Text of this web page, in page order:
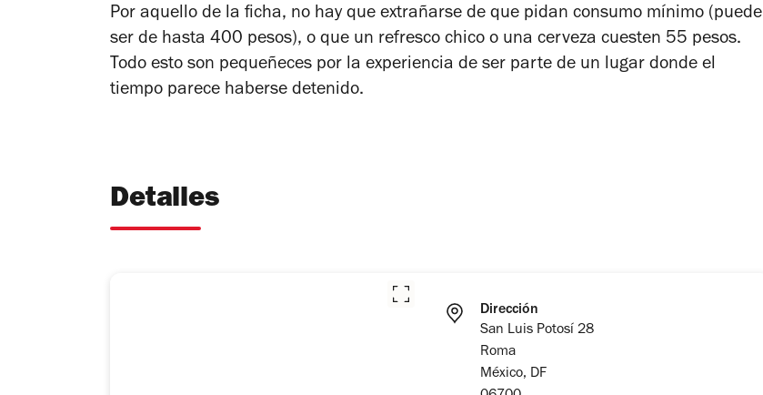
Por aquello de la ficha, no hay que extrañarse de que pidan consumo mínimo (puede
ser de hasta 400 pesos), o que un refresco chico o una cerveza cuesten 55 pesos.
Todo esto son pequeñeces por la experiencia de ser parte de un lugar donde el
tiempo parece haberse detenido.
Detalles
Dirección
San Luis Potosí 28
Roma
México, DF